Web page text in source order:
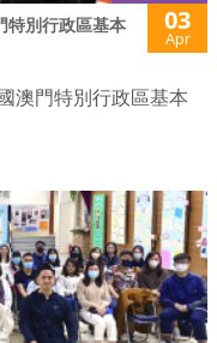
特別行政區基本
03
Apr
澳門特別行政區基本